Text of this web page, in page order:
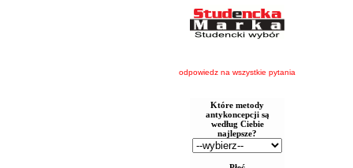
odpowiedz na wszystkie pytania